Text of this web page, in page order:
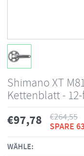
Shimano XT
Kettenblatt -
€97,78 €264,55
SPARE
WÄHLE: